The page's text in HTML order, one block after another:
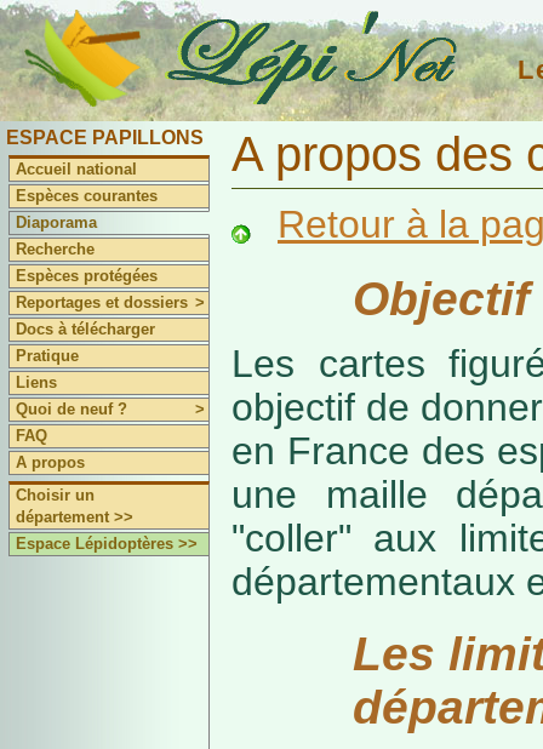
ESPACE PAPILLONS
Accueil national
Espèces courantes
Diaporama
Recherche
Espèces protégées
Reportages et dossiers >
Docs à télécharger
Pratique
Liens
Quoi de neuf ?
>
FAQ
A propos
Choisir un
département >>
Espace Lépidoptères >>
A propos des
Retour à la
Objectif
Les cartes
objectif de
en France des
une maille
"coller" aux
départementaux
Les